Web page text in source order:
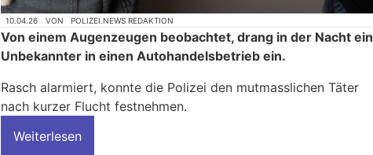
10.04.26 VON POLIZEI.NEWS REDAKTION
Von einem Augenzeugen beobachtet, drang in der Nacht ein
Unbekannter in einen Autohandelsbetrieb ein.
Rasch alarmiert, konnte die Polizei den mutmasslichen Täter
nach kurzer Flucht festnehmen.
Weiterlesen